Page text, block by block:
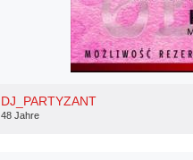
DJ_PARTYZANT
48 Jahre